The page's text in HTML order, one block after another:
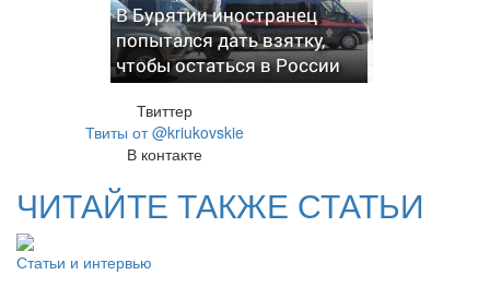
В Бурятии иностранец
попытался дать взятку,
чтобы остаться в России
Твиттер
Твиты от @kriukovskie
В контакте
ЧИТАЙТЕ ТАКЖЕ СТАТЬИ
Статьи и интервью